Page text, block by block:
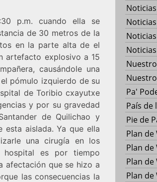
p.m. cuando ella se
de 30 metros de la
en la parte alta de el
artefacto explosivo a 15
causándole una
pómulo izquierdo de su
de Toribio cxayutxe
y por su gravedad
de Quilichao y
esta aislada. Ya que ella
una cirugía en los
es por tiempo
afectación que se hizo a
las consecuencias la
Noticias
Pa'
País de
Pie de
Plan de
Plan de
Plan de
Plan de